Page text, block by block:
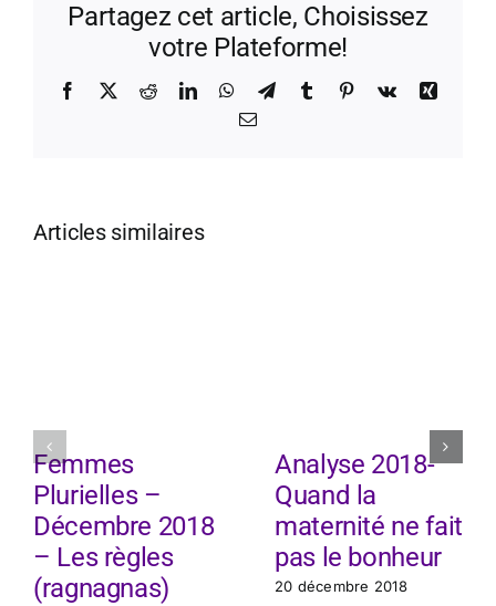
Partagez cet article, Choisissez
votre Plateforme!
Facebook
X RedditLinkedInWhatsApp
TelegramTumblr Pinterest
Vk
Xing
Email
Articles similaires
Femmes
Plurielles –
Décembre 2018
– Les règles
(ragnagnas)
Analyse 2018-
Quand la
maternité ne fait
pas le bonheur
20 décembre 2018